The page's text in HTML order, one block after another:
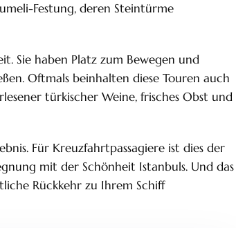
Festung, deren Steintürme
Sie haben Platz zum Bewegen und
Oftmals beinhalten diese Touren auch
türkischer Weine, frisches Obst und
Für Kreuzfahrtpassagiere ist dies der
mit der Schönheit Istanbuls. Und das
Rückkehr zu Ihrem Schiff